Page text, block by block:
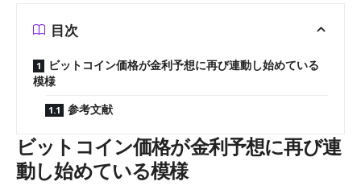
目次
ビットコイン価格が金利予想に再び連動し始めている
模様
参考文献
ビットコイン価格が金利予想に再び連
動し始めている模様